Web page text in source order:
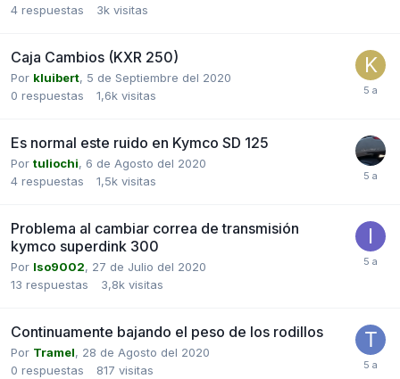
4 respuestas 3k visitas
Caja Cambios (KXR 250)
Por kluibert, 5 de Septiembre del 2020
0 respuestas 1,6k visitas
Es normal este ruido en Kymco SD 125
Por tuliochi, 6 de Agosto del 2020
4 respuestas 1,5k visitas
Problema al cambiar correa de transmisión
kymco superdink 300
Por Iso9002, 27 de Julio del 2020
13 respuestas 3,8k visitas
Continuamente bajando el peso de los rodillos
Por Tramel, 28 de Agosto del 2020
0 respuestas 817 visitas